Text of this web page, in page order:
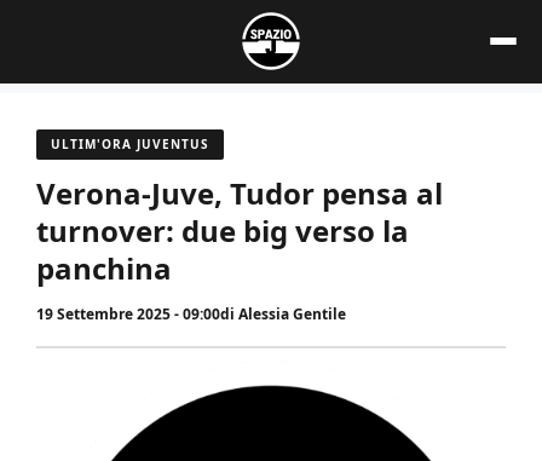
contenuto
ULTIM'ORA JUVENTUS
Verona-Juve, Tudor pensa al
turnover: due big verso la
panchina
19 Settembre 2025 - 09:00di Alessia Gentile